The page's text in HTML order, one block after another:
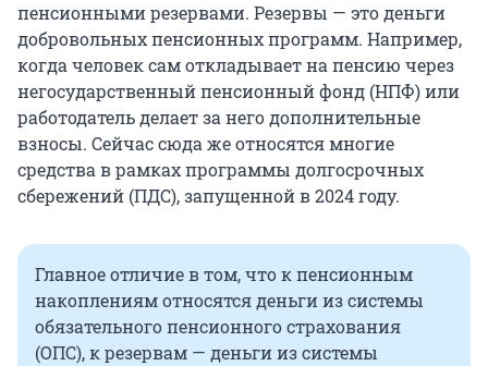
пенсионными резервами. Резервы — это деньги
добровольных пенсионных программ. Например,
когда человек сам откладывает на пенсию через
негосударственный пенсионный фонд (НПФ) или
работодатель делает за него дополнительные
взносы. Сейчас сюда же относятся многие
средства в рамках программы долгосрочных
сбережений (ПДС), запущенной в 2024 году.
Главное отличие в том, что к пенсионным
накоплениям относятся деньги из системы
обязательного пенсионного страхования
(ОПС), к резервам — деньги из системы